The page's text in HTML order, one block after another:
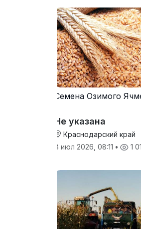
Семена Озимого
Не указана
Краснодарский край
8 июл 2026, 08:11 • 1